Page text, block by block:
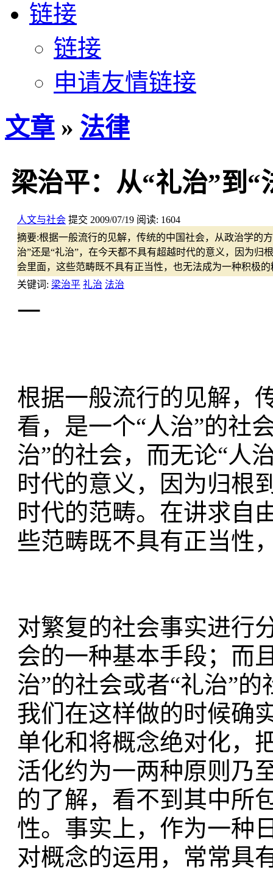
链接
链接
申请友情链接
文章 » 法律
梁治平：从“礼治”到“
人文与社会 提交 2009/07/19 阅读: 1604
摘要:根据一般流行的见解，传统的中国社会，从政治学的
治”还是“礼治”，在今天都不具有超越时代的意义，因为
会里面，这些范畴既不具有正当性，也无法成为一种积极
关键词: 梁治平 礼治 法治
一
根据一般流行的见解，
看，是一个“人治”的社
治”的社会，而无论“人
时代的意义，因为归根
时代的范畴。在讲求自
些范畴既不具有正当性
对繁复的社会事实进行
会的一种基本手段；而
治”的社会或者“礼治”
我们在这样做的时候确
单化和将概念绝对化，
活化约为一两种原则乃
的了解，看不到其中所
性。事实上，作为一种
对概念的运用，常常具